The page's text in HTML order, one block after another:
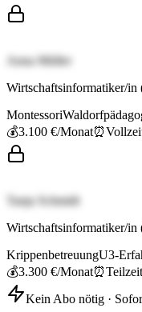
Anna Müller
Wirtschaftsinformatiker/in
Montessori
💰3.100 €/Monat⏰
Tanja Schmidt
Wirtschaftsinformatiker/in
KrippenbetreuungU3-
💰3.300 €/Monat⏰Teilzeit
Kein Abo nötig ·